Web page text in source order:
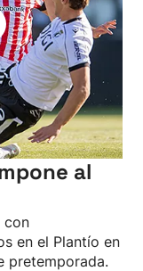
al
con
en el Plantío en
pretemporada.